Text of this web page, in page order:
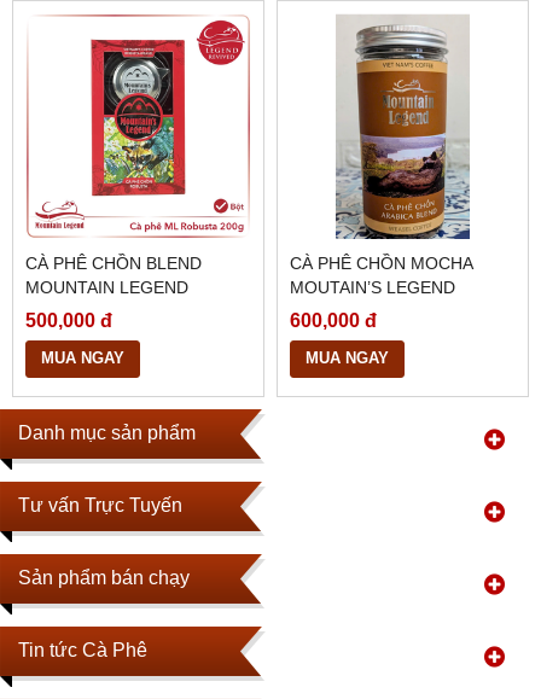
Danh mục sản phẩm
Tư vấn Trực Tuyến
Sản phẩm bán chạy
Tin tức Cà Phê
CÀ PHÊ CHỒN BLEND
MOUNTAIN LEGEND
ROBUSTA
500,000 đ
MUA NGAY
CÀ PHÊ CHỒN MOCHA
MOUTAIN’S LEGEND
600,000 đ
MUA NGAY